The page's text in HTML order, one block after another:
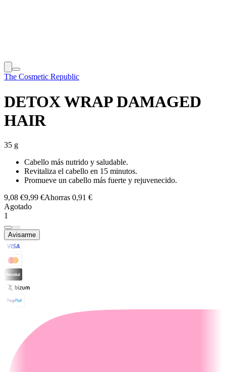
The Cosmetic Republic
DETOX WRAP DAMAGED
HAIR
35 g
Cabello más nutrido y saludable.
Revitaliza el cabello en 15 minutos.
Promueve un cabello más fuerte y rejuvenecido.
9,08 €9,99 €Ahorras 0,91 €
Agotado
1
Avisarme